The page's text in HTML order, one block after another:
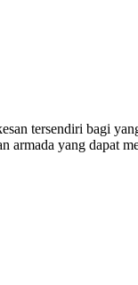
tersendiri bagi
armada yang